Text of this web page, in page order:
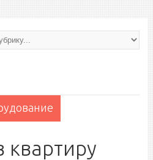
квартиру